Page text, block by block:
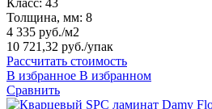
Толщина, мм: 8
4 335 руб./м2
10 721,32 руб./упак
Рассчитать стоимость
В избранное В избранном
Сравнить